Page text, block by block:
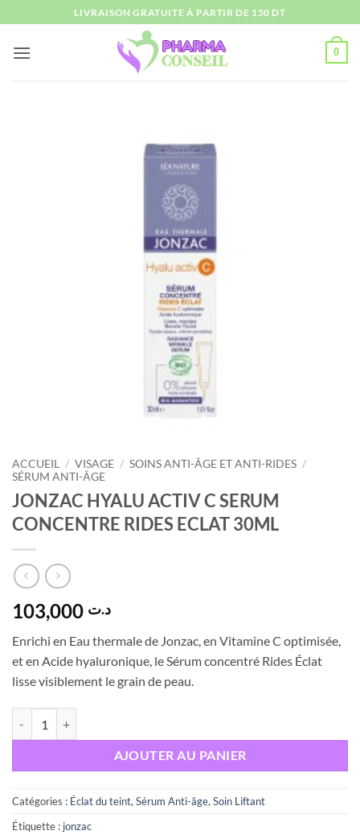
au
contenu
LIVRAISON GRATUITE À PARTIR DE 150 DT
0
ACCUEIL / VISAGE / SOINS ANTI-ÂGE ET ANTI-RIDES /
SÉRUM ANTI-ÂGE
JONZAC HYALU ACTIV C SERUM
CONCENTRE RIDES ECLAT 30ML
د.ت
Enrichi en Eau thermale de Jonzac, en Vitamine C optimisée,
et en Acide hyaluronique, le Sérum concentré Rides Éclat
lisse visiblement le grain de peau.
AJOUTER AU PANIER
Catégories : Éclat du teint, Sérum Anti-âge, Soin Liftant
Étiquette : jonzac